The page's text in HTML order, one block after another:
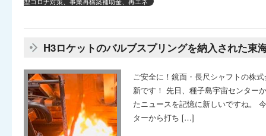
H3ロケットのバルブスプリングを納入された東
ご安全に！鏡面・長尺シャフトの株
新です！ 先日、種子島宇宙センター
たニュースを記憶に新しいですね。
ターから打ち […]